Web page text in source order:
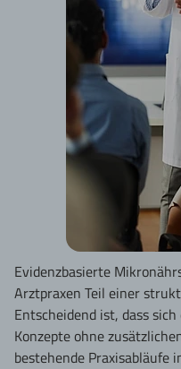
Evidenzbasierte
Arztpraxen Teil einer
Entscheidend ist, dass
Konzepte ohne
bestehende Praxisabläufe